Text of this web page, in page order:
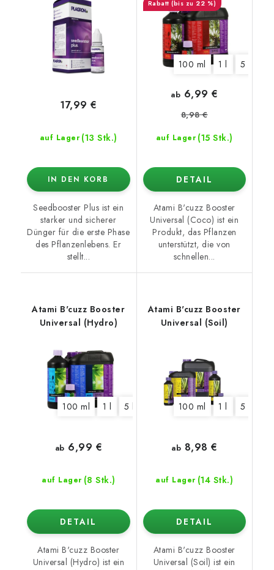
auf Lager (13 Stk.)
17,99 €
IN DEN KORB
Seedbooster Plus ist ein
starker und sicherer
Dünger für die erste Phase
des Pflanzenlebens. Er
stellt...
(bis zu 22 %)
100 ml 1 l 5 l
auf Lager (15 Stk.)
ab 6,99 €
8,98 €
DETAIL
Atami B'cuzz Booster
Universal (Coco) ist ein
Produkt, das Pflanzen
unterstützt, die von
schnellen...
Atami B'cuzz Booster
Universal (Hydro)
100 ml 1 l 5 l
auf Lager (8 Stk.)
ab 6,99 €
DETAIL
Atami B'cuzz Booster
Universal (Hydro) ist ein
Atami B'cuzz Booster
Universal (Soil)
100 ml 1 l 5 l
auf Lager (14 Stk.)
ab 8,98 €
DETAIL
Atami B'cuzz Booster
Universal (Soil) ist ein